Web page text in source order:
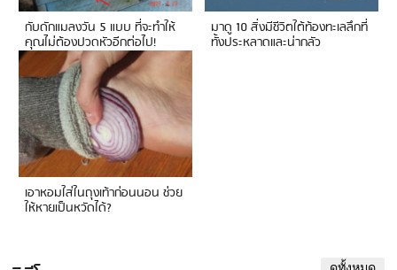
กับดักแมลงวัน 5 แบบ ที่จะทำให้
คุณไม่ต้องปวดหัวอีกต่อไป!
มาดู 10 สิ่งมีชีวิตใต้ท้องทะเลลึกที่
ทั้งประหลาดและน่ากลัว
เอาหอมใส่ในถุงเท้าก่อนนอน ช่วย
ให้หายเป็นหวัดได้?